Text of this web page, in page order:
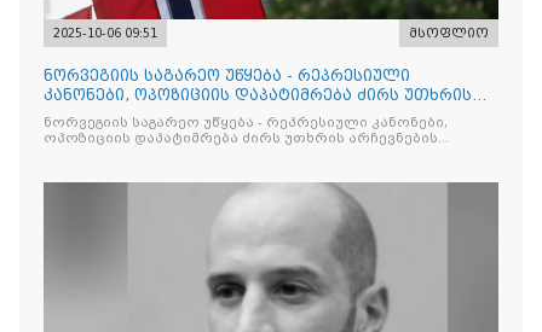
2025-10-06 09:51 მსოფლიო
ნორვეგიის საგარეო უწყება - რეპრესიული
კანონები, ოპოზიციის დაპატიმრება ძირს უთხრის
არჩევნების ნდობას
ნორვეგიის საგარეო უწყება - რეპრესიული კანონები,
ოპოზიციის დაპატიმრება ძირს უთხრის არჩევნების